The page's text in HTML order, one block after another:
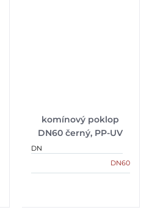
komínový poklop
DN60 černý, PP-UV
DN
DN60